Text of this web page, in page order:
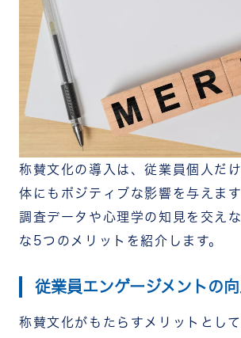
称賛文化の導入は、従業員個人だ
体にもポジティブな影響を与えます
調査データや心理学の知見を交え
な5つのメリットを紹介します。
従業員エンゲージメントの
称賛文化がもたらすメリットとし